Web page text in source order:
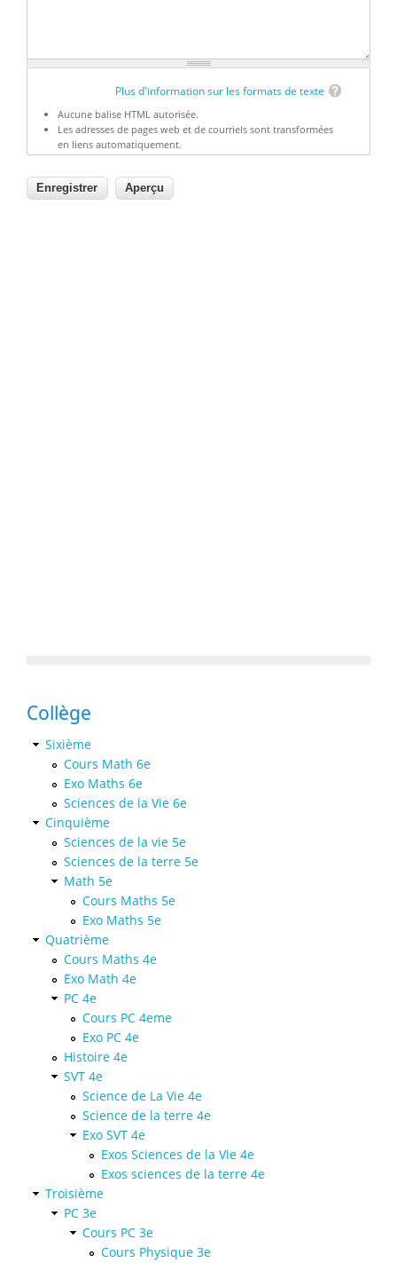
Plus d'information sur les formats de texte
Aucune balise HTML autorisée.
Les adresses de pages web et de courriels sont transformées
en liens automatiquement.
Collège
Sixième
Cours Math 6e
Exo Maths 6e
Sciences de la Vie 6e
Cinquième
Sciences de la vie 5e
Sciences de la terre 5e
Math 5e
Cours Maths 5e
Exo Maths 5e
Quatrième
Cours Maths 4e
Exo Math 4e
PC 4e
Cours PC 4eme
Exo PC 4e
Histoire 4e
SVT 4e
Science de La Vie 4e
Science de la terre 4e
Exo SVT 4e
Exos Sciences de la Vie 4e
Exos sciences de la terre 4e
Troisième
PC 3e
Cours PC 3e
Cours Physique 3e